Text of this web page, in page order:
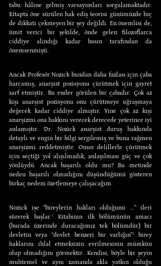
tabu hâline gelmiş varsayımları sorgulamaktadır.
Kitapta öne sürülen hak ediş teorisi günümüzde hiç
de dikkati çekmeyen bir şey değildi. En önemlisi de,
ümit verici bir şekilde, önde gelen filozoflarca
ciddiye alındığı kadar basın tarafından da
önemsenmişti.
Ancak Profesör Nozick bundan daha fazlası için çaba
harcamış, anarşist pozisyonu çürütmek için gayret
sarf etmiştir. Bu ender görülen bir çabadır. Çok az
kişi anarşist pozisyonu onu çürütmeye uğraşmaya
değecek kadar ciddiye almıştır. Yine çok az kişi
anarşizmi ona hakkını verecek derecede yeterince iyi
anlamıştır. Dr. Nozick anarşist duruş hakkında
detaylı ve engin bir bilgi sergilemiş ve buna rağmen
anarşizmi reddetmiştir. Onun delillerle çürütmek
için seçtiği yol alışılmadık, anlaşılması güç ve çok
yönlüydü. Ancak başarılı oldu mu? Bu metinde
neden başarılı olmadığını düşündüğümü gösteren
birkaç nedeni özetlemeye çalışacağım.
Nozick işe “bireylerin hakları olduğunu ...” ileri
sürerek başlar.¹ Kitabının ilk bölümünün amacı
(burada üzerinde duracağımız tek bölümdür) bir
devletin veya “devlet benzeri bir varlığın”² birey
haklarını ihlal etmeksizin evrilmesinin mümkün
olup olmadığını görmektir. Kendisi, böyle bir şeyin
muhtemel ve aynı zamanda akla yatkın olduğu